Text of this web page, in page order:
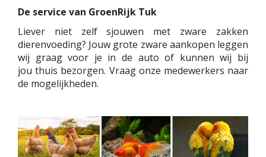
De service van GroenRijk Tuk
Liever niet zelf sjouwen met zware zakken
dierenvoeding? Jouw grote zware aankopen leggen
wij graag voor je in de auto of kunnen wij bij
jou thuis bezorgen. Vraag onze medewerkers naar
de mogelijkheden.